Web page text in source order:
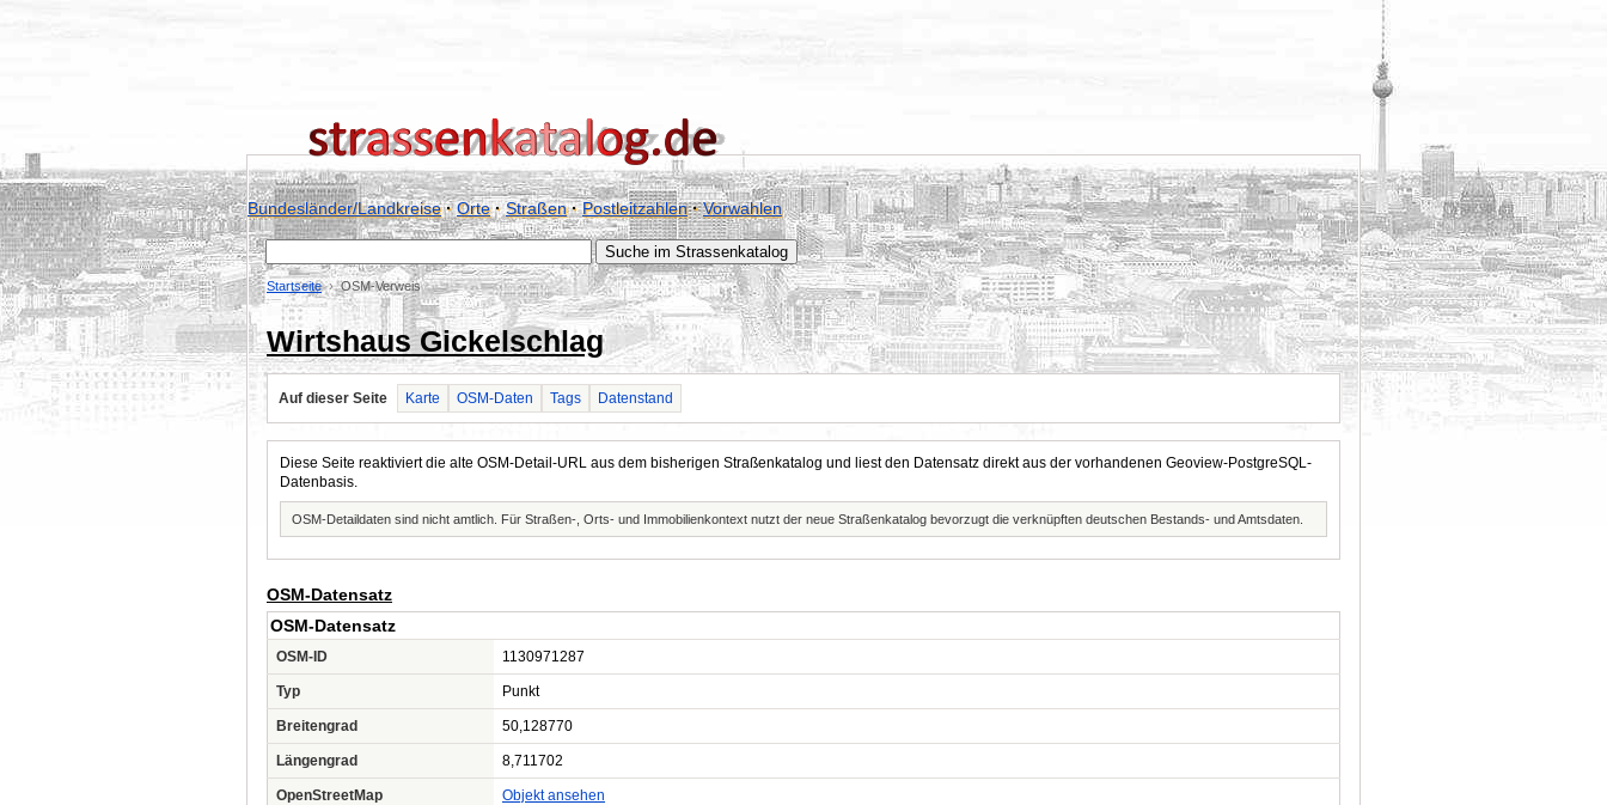
Bundesländer/Landkreise·Orte·Straßen·Postleitzahlen·Vorwahlen
Startseite OSM-Verweis
Wirtshaus Gickelschlag
Auf dieser Seite Karte OSM-Daten Tags Datenstand
Diese Seite reaktiviert die alte OSM-Detail-URL aus dem bisherigen Straßenkatalog und liest den Datensatz direkt aus der vorhandenen Geoview-PostgreSQL-
Datenbasis.
OSM-Detaildaten sind nicht amtlich. Für Straßen-, Orts- und Immobilienkontext nutzt der neue Straßenkatalog bevorzugt die verknüpften deutschen Bestands- und Amtsdaten.
OSM-Datensatz
OSM-Datensatz
OSM-ID 1130971287
Typ Punkt
Breitengrad 50,128770
Längengrad 8,711702
OpenStreetMap Objekt ansehen